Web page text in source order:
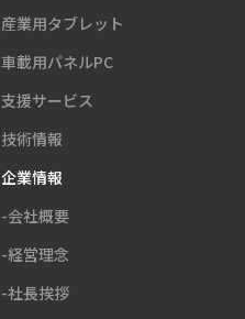
産業用タブレット
車載用パネルPC
支援サービス
技術情報
企業情報
-会社概要
-経営理念
-社長挨拶